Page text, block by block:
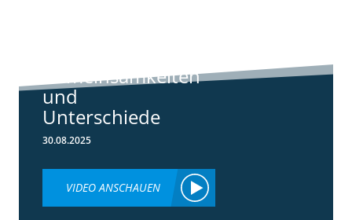
Gemeinsamkeiten
und
Unterschiede
30.08.2025
VIDEO ANSCHAUEN